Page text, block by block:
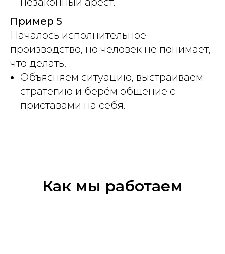
Пример 5
Началось исполнительное
производство, но человек не понимает,
что делать.
Объясняем ситуацию, выстраиваем
стратегию и берём общение с
приставами на себя.
Как мы работаем